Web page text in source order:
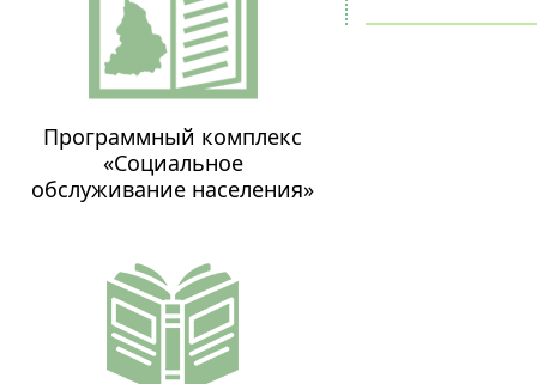
Программный комплекс
«Социальное
обслуживание населения»